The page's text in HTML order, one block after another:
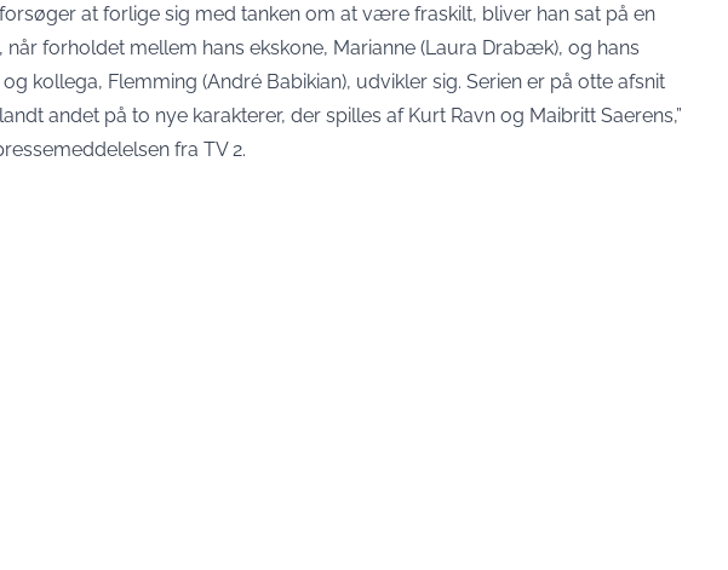
forsøger at forlige sig med tanken om at være fraskilt, bliver han sat på en
når forholdet mellem hans ekskone, Marianne (Laura Drabæk), og hans
kollega, Flemming (André Babikian), udvikler sig. Serien er på otte afsnit
andet på to nye karakterer, der spilles af Kurt Ravn og Maibritt Saerens,”
fra TV 2.